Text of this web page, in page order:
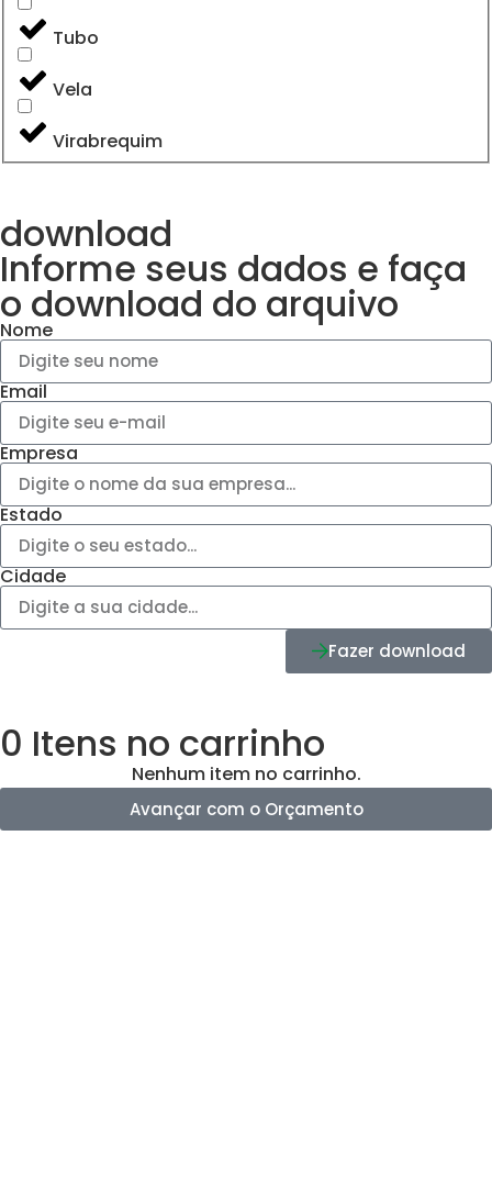
Tubo
Vela
Virabrequim
download
Informe seus dados e faça
o download do arquivo
Nome
Email
Empresa
Estado
Cidade
Fazer download
0 Itens no carrinho
Nenhum item no carrinho.
Avançar com o Orçamento